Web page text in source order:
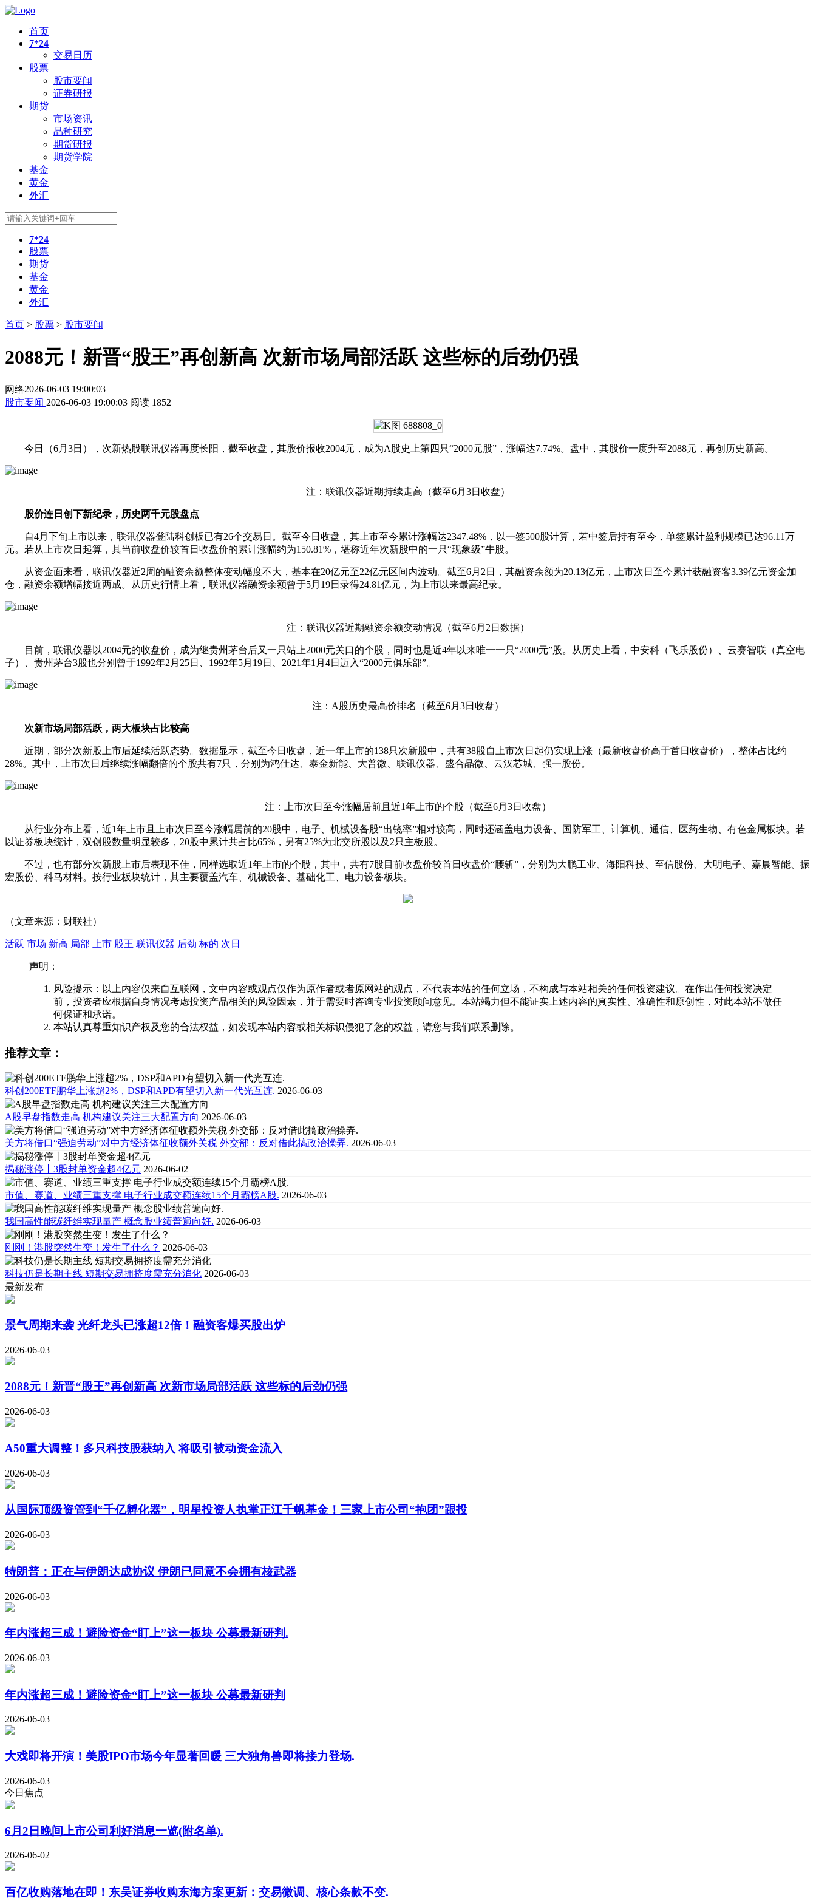
首页
7*24
交易日历
股票
股市要闻
证券研报
期货
市场资讯
品种研究
期货研报
期货学院
基金
黄金
外汇
7*24
股票
期货
基金
黄金
外汇
首页 > 股票 > 股市要闻
2088元！新晋“股王”再创新高 次新市场局部活跃 这些标的后劲仍强
网络2026-06-03 19:00:03
股市要闻 2026-06-03 19:00:03 阅读 1852
今日（6月3日），次新热股联讯仪器再度长阳，截至收盘，其股价报收2004元，成为A股史上第四只“2000元股”，涨幅达7.74%。盘中，其股价一度升至2088元，再创 历史新高。
注： 联讯仪器近期持续走高（截至6月3日收盘）
股价连日创下新纪录，历史两千元股盘点
自4月下旬上市以来， 联讯仪器登陆科创板已有26个交易日。截至今日收盘，其上市至今累计涨幅达2347.48%，以一签500股计算，若中签后持有至今，单签累计盈利规模已达96.11万
元。若从上市次日起算，其当前收盘价较首日收盘价的累计涨幅约为150.81%，堪称近年次新股中的一只“现象级”牛股。
从资金面来看，联讯仪器近2周的融资余额整体变动幅度不大，基本在20亿元至22亿元区间内波动。截至6月2日，其融资余额为20.13亿元，上市次日至今累计获融资客3.39亿元资金加
仓，融资余额增幅接近两成。从历史行情上看，联讯仪器融资余额曾于5月19日录得24.81亿元，为上市以来最高纪录。
注：联讯仪器近期融资余额变动情况（截至6月2日数据）
目前，联讯仪器以2004元的收盘价，成为继贵州茅台 后又一只站上2000元关口的个股，同时也是近4年以来唯一一只“2000元”股。从历史上看， 中安科 （飞乐股份）、 云赛智联 （真空电
子）、 贵州茅台3股也分别曾于1992年2月25日、1992年5月19日、2021年1月4日迈入“2000元俱乐部”。
注：A股历史最高价排名（截至6月3日收盘）
次新市场局部活跃，两大板块占比较高
近期，部分次新股 上市后延续活跃态势。数据显示，截至今日收盘，近一年上市的138只 次新股中，共有38股自上市次日起仍实现上涨（最新收盘价高于首日收盘价），整体占比约
28%。其中，上市次日后继续涨幅翻倍的个股共有7只，分别为鸿仕达 泰金新能 、大普微、联讯仪器、 盛合晶微 云汉芯城 强一股份。
注：上市次日至今涨幅居前且近1年上市的个股（截至6月3日收盘）
从行业分布上看，近1年上市且上市次日至今涨幅居前的20股中， 电子 机械设备股“出镜率”相对较高，同时还涵盖电力设备、国防军工 计算机 通信 医药生物 有色金属板块。若
以证券板块统计，双创股数量明显较多，20股中累计共占比65%，另有25%为北交所股以及2只主板股。
不过，也有部分次新股上市后表现不佳，同样选取近1年上市的个股，其中，共有7股目前收盘价较首日收盘价“腰斩”，分别为大鹏工业 海阳科技 至信股份 大明电子 嘉晨智能
振
宏股份
科马材料。按行业板块统计，其主要覆盖汽车 机械设备 基础化工 电力设备板块。
（文章来源：财联社）
活跃 市场 新高 局部 上市 股王 联讯仪器 后劲 标的 次日
声明：
风险提示：以上内容仅来自互联网，文中内容或观点仅作为原作者或者原网站的观点，不代表本站的任何立场，不构成与本站相关的任何投资建议。在作出任何投资决定
前，投资者应根据自身情况考虑投资产品相关的风险因素，并于需要时咨询专业投资顾问意见。本站竭力但不能证实上述内容的真实性、准确性和原创性，对此本站不做任
何保证和承诺。
本站认真尊重知识产权及您的合法权益，如发现本站内容或相关标识侵犯了您的权益，请您与我们联系删除。
推荐文章：
科创200ETF鹏华上涨超2%，DSP和APD有望切入新一代光互连. 2026-06-03
A股早盘指数走高 机构建议关注三大配置方向 2026-06-03
美方将借口“强迫劳动”对中方经济体征收额外关税 外交部：反对借此搞政治操弄. 2026-06-03
揭秘涨停丨3股封单资金超4亿元 2026-06-02
市值、赛道、业绩三重支撑 电子行业成交额连续15个月霸榜A股. 2026-06-03
我国高性能碳纤维实现量产 概念股业绩普遍向好. 2026-06-03
刚刚！港股突然生变！发生了什么？ 2026-06-03
科技仍是长期主线 短期交易拥挤度需充分消化 2026-06-03
最新发布
景气周期来袭 光纤龙头已涨超12倍！融资客爆买股出炉
2026-06-03
2088元！新晋“股王”再创新高 次新市场局部活跃 这些标的后劲仍强
2026-06-03
A50重大调整！多只科技股获纳入 将吸引被动资金流入
2026-06-03
从国际顶级资管到“千亿孵化器”，明星投资人执掌正江千帆基金！三家上市公司“抱团”跟投
2026-06-03
特朗普：正在与伊朗达成协议 伊朗已同意不会拥有核武器
2026-06-03
年内涨超三成！避险资金“盯上”这一板块 公募最新研判.
2026-06-03
年内涨超三成！避险资金“盯上”这一板块 公募最新研判
2026-06-03
大戏即将开演！美股IPO市场今年显著回暖 三大独角兽即将接力登场.
2026-06-03
今日焦点
6月2日晚间上市公司利好消息一览(附名单).
2026-06-02
百亿收购落地在即！东吴证券收购东海方案更新：交易微调、核心条款不变.